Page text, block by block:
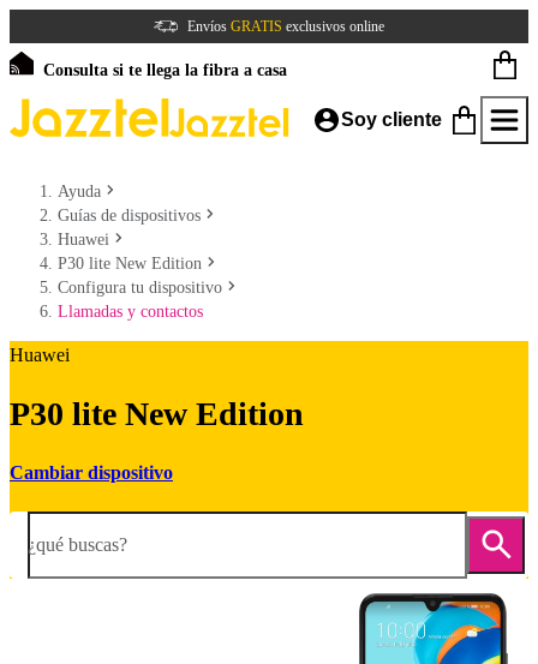
Envíos GRATIS exclusivos online
Consulta si te llega la fibra a casa
Soy cliente
Ayuda
Guías de dispositivos
Huawei
P30 lite New Edition
Configura tu dispositivo
Llamadas y contactos
Huawei
P30 lite New Edition
Cambiar dispositivo
¿qué buscas?